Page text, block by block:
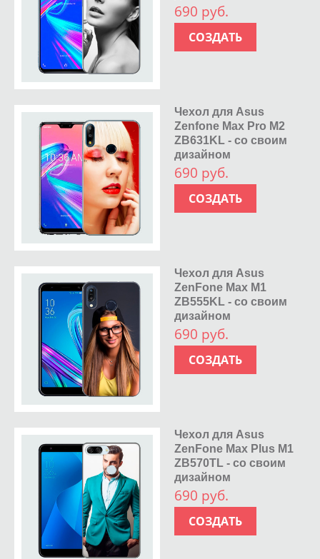
690 руб.
СОЗДАТЬ
Чехол для Asus
Zenfone Max Pro M2
ZB631KL - со своим
дизайном
690 руб.
СОЗДАТЬ
Чехол для Asus
ZenFone Max M1
ZB555KL - со своим
дизайном
690 руб.
СОЗДАТЬ
Чехол для Asus
ZenFone Max Plus M1
ZB570TL - со своим
дизайном
690 руб.
СОЗДАТЬ